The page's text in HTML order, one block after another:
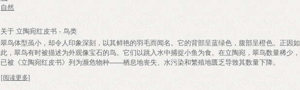
自然
关于 立陶宛红皮书 - 鸟类
翠鸟体型虽小，却令人印象深刻，以其鲜艳的羽毛而闻名。它的背部呈蓝绿色，腹部呈橙色。正因如
此，翠鸟有时被描述为外观像宝石的鸟。它们以跳入水中捕捉小鱼为食。在立陶宛，翠鸟数量稀少，
已被《立陶宛红皮书》列为濒危物种——栖息地丧失、水污染和繁殖地匮乏导致其数量下降。
[阅读更多]